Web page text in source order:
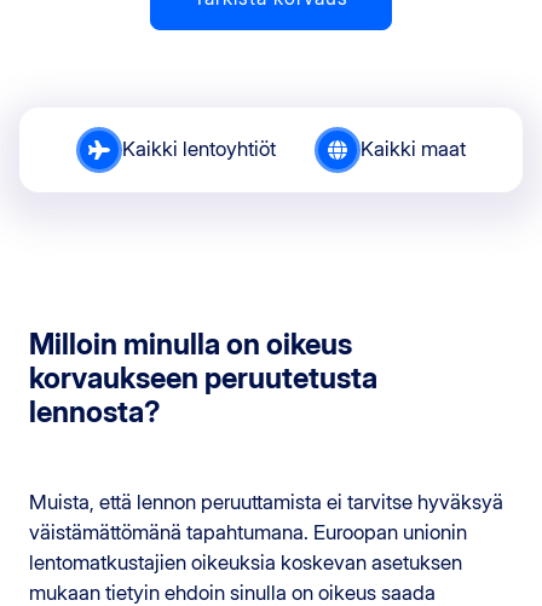
Kaikki lentoyhtiöt Kaikki maat
Milloin minulla on oikeus
korvaukseen peruutetusta
lennosta?
Muista, että lennon peruuttamista ei tarvitse hyväksyä
väistämättömänä tapahtumana. Euroopan unionin
lentomatkustajien oikeuksia koskevan asetuksen
mukaan tietyin ehdoin sinulla on oikeus saada